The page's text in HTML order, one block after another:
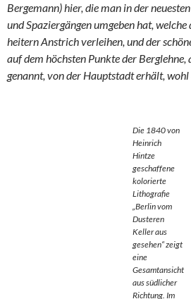
Bergemann) hier, die man in der
und Spaziergängen umgeben hat,
heitern Anstrich verleihen, und der
auf dem höchsten Punkte der Berglehne,
genannt, von der Hauptstadt erhält, wohl
Die 1840 von
Heinrich
Hintze
geschaffene
kolorierte
Lithografie
„Berlin vom
Dusteren
Keller aus
gesehen“ zeigt
eine
Gesamtansicht
aus südlicher
Richtung. Im